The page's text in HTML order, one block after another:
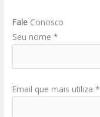
Fale Conosco
Seu nome *
Email que mais utiliza *